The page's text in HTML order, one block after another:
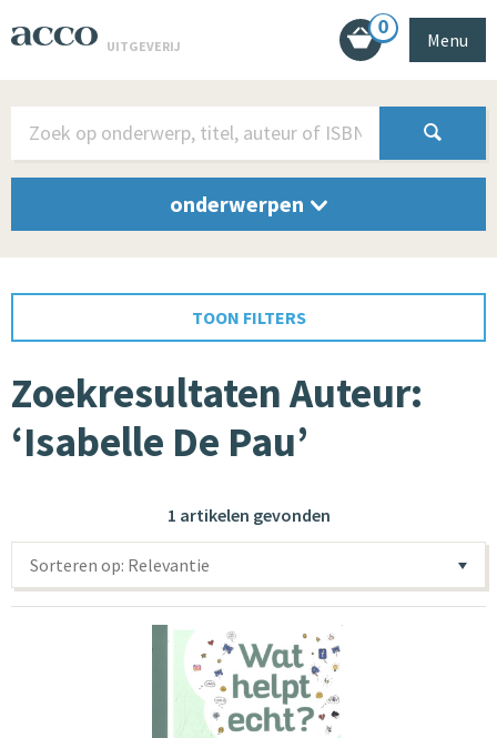
UITGEVERIJ
0
Menu
onderwerpen
TOON FILTERS
Zoekresultaten Auteur:
‘Isabelle De Pau’
1 artikelen gevonden
Sorteren op: Relevantie